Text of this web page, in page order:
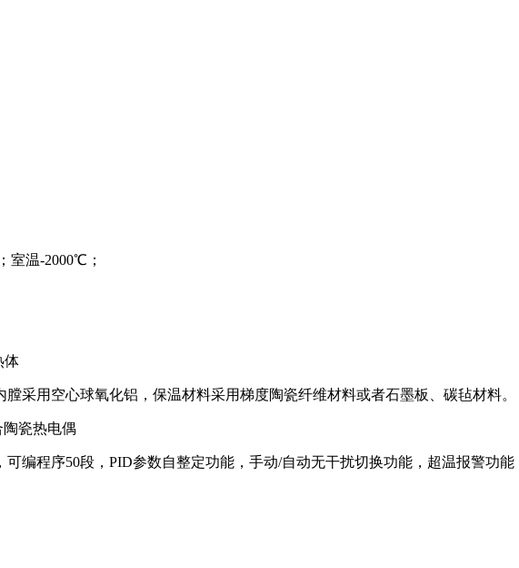
；室温-2000℃；
体
采用空心球氧化铝，保温材料采用梯度陶瓷纤维材料或者石墨板、碳毡材料。
瓷热电偶
可编程序50段，PID参数自整定功能，手动/自动无干扰切换功能，超温报警功